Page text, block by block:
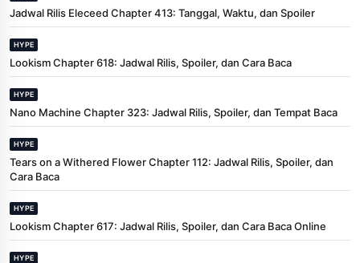
Jadwal Rilis Eleceed Chapter 413: Tanggal, Waktu, dan Spoiler
HYPE
Lookism Chapter 618: Jadwal Rilis, Spoiler, dan Cara Baca
HYPE
Nano Machine Chapter 323: Jadwal Rilis, Spoiler, dan Tempat Baca
HYPE
Tears on a Withered Flower Chapter 112: Jadwal Rilis, Spoiler, dan
Cara Baca
HYPE
Lookism Chapter 617: Jadwal Rilis, Spoiler, dan Cara Baca Online
HYPE